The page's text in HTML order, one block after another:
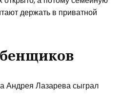
держать в приватной
Андрея Лазарева сыграл